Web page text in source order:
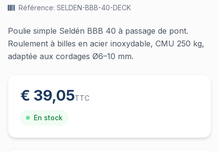
Référence: SELDEN-BBB-40-DECK
Poulie simple Seldén BBB 40 à passage de pont.
Roulement à billes en acier inoxydable, CMU 250 kg,
adaptée aux cordages Ø6–10 mm.
€ 39,05TTC
En stock